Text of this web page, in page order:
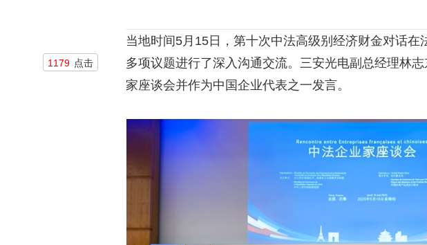
1179 点击
当地时间5月15日，第十次中法高级别经济财金对话在
多项议题进行了深入沟通交流。三安光电副总经理林
家座谈会并作为中国企业代表之一发言。